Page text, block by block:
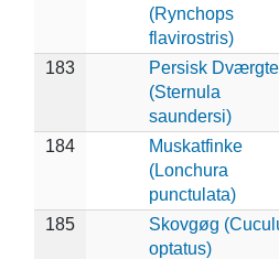
(Rynchops
flavirostris)
183
Persisk
(Sternula
saundersi)
184
Muskatfinke
(Lonchura
punctulata)
185
Skovgøg
optatus)